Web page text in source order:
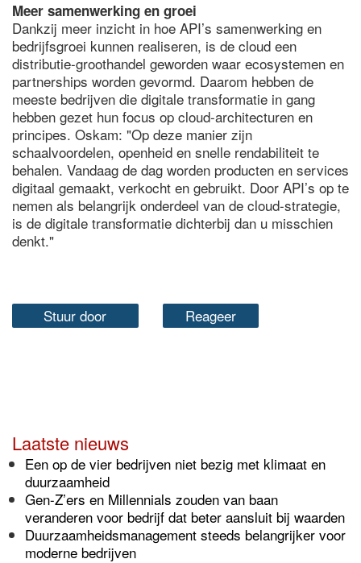
Meer samenwerking en groei
Dankzij meer inzicht in hoe API’s samenwerking en
bedrijfsgroei kunnen realiseren, is de cloud een
distributie-groothandel geworden waar ecosystemen en
partnerships worden gevormd. Daarom hebben de
meeste bedrijven die digitale transformatie in gang
hebben gezet hun focus op cloud-architecturen en
principes. Oskam: "Op deze manier zijn
schaalvoordelen, openheid en snelle rendabiliteit te
behalen. Vandaag de dag worden producten en services
digitaal gemaakt, verkocht en gebruikt. Door API’s op te
nemen als belangrijk onderdeel van de cloud-strategie,
is de digitale transformatie dichterbij dan u misschien
denkt."
Stuur door Reageer
Laatste nieuws
Een op de vier bedrijven niet bezig met klimaat en
duurzaamheid
Gen-Z’ers en Millennials zouden van baan
veranderen voor bedrijf dat beter aansluit bij waarden
Duurzaamheidsmanagement steeds belangrijker voor
moderne bedrijven